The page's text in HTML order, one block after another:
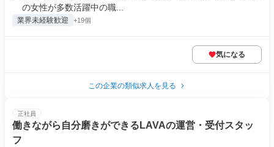
の女性が多数活躍中の職...
業界未経験歓迎 +19個
気になる
この企業の類似求人を見る
正社員
働きながら自分磨きができるLAVAの運営・受付スタッ
フ